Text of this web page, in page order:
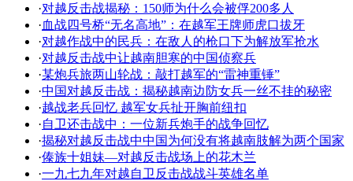
·对越反击战揭秘：150师为什么会被俘200多人
·血战四号桥“无名高地”：在越军王牌师虎口拔牙
·对越作战中的民兵：在敌人的枪口下为解放军抢水
·对越反击战中让越南胆寒的中国侦察兵
·某炮兵旅两山轮战：敲打越军的“雷神重锤”
·中国对越反击战：揭秘越南边防女兵一丝不挂的秘密
·越战老兵回忆 越军女兵扯开胸前纽扣
·自卫还击战中：一位新兵炮手的战争回忆
·揭秘对越反击战中中国为何没有将越南肢解为两个国家
·傣族十姐妹—对越反击战场上的花木兰
·一九七九年对越自卫反击战战斗英雄名单